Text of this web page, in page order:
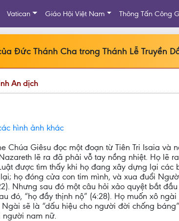
Vatican Giáo Hội Việt Nam Thông Tấn Công
Đức Thánh Cha trong Thánh Lễ Truyền
An dịch
hình ảnh khác
Chúa Giêsu đọc một đoạn từ Tiên Tri Isaia và
lẽ ra đã phải vỗ tay nồng nhiệt. Họ lẽ
được tìm thấy khi họ đang xây dựng lại
họ đóng cửa con tim mình, và xua đuổi
Nhưng sau đó một câu hỏi xảo quyệt bắt
đó, “họ đầy thịnh nộ” (4:28). Họ muốn xô
sẽ là “dấu hiệu cho người đời chống
người nam nữ.